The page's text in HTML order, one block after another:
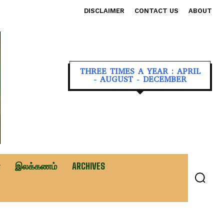
DISCLAIMER CONTACT US ABOUT
THREE TIMES A YEAR : APRIL
- AUGUST - DECEMBER
இலக்கணம் ARCHIVES